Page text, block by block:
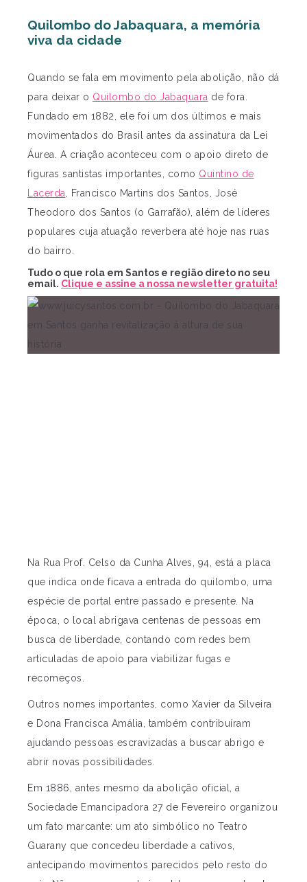
Quilombo do Jabaquara, a memória
viva da cidade
Quando se fala em movimento pela abolição, não dá
para deixar o Quilombo do Jabaquara de fora.
Fundado em 1882, ele foi um dos últimos e mais
movimentados do Brasil antes da assinatura da Lei
Áurea. A criação aconteceu com o apoio direto de
figuras santistas importantes, como Quintino de
Lacerda , Francisco Martins dos Santos, José
Theodoro dos Santos (o Garrafão), além de líderes
populares cuja atuação reverbera até hoje nas ruas
do bairro.
Tudo o que rola em Santos e região direto no seu
email. Clique e assine a nossa newsletter gratuita!
Na Rua Prof. Celso da Cunha Alves, 94, está a placa
que indica onde ficava a entrada do quilombo, uma
espécie de portal entre passado e presente. Na
época, o local abrigava centenas de pessoas em
busca de liberdade, contando com redes bem
articuladas de apoio para viabilizar fugas e
recomeços.
Outros nomes importantes, como Xavier da Silveira
e Dona Francisca Amália, também contribuíram
ajudando pessoas escravizadas a buscar abrigo e
abrir novas possibilidades.
Em 1886, antes mesmo da abolição oficial, a
Sociedade Emancipadora 27 de Fevereiro organizou
um fato marcante: um ato simbólico no Teatro
Guarany que concedeu liberdade a cativos,
antecipando movimentos parecidos pelo resto do